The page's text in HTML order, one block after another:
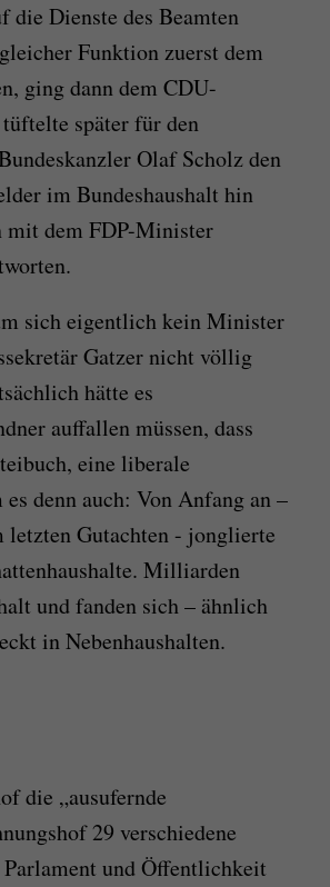
Dienste des Beamten
Funktion zuerst dem
ging dann dem CDU-
später für den
Olaf Scholz den
im Bundeshaushalt hin
mit dem FDP-Minister
sich eigentlich kein Minister
Gatzer nicht völlig
hätte es
auffallen müssen, dass
eine liberale
denn auch: Von Anfang an –
letzten Gutachten - jonglierte
Milliarden
und fanden sich – ähnlich
in Nebenhaushalten.
die „ausufernde
29 verschiedene
Parlament und Öffentlichkeit